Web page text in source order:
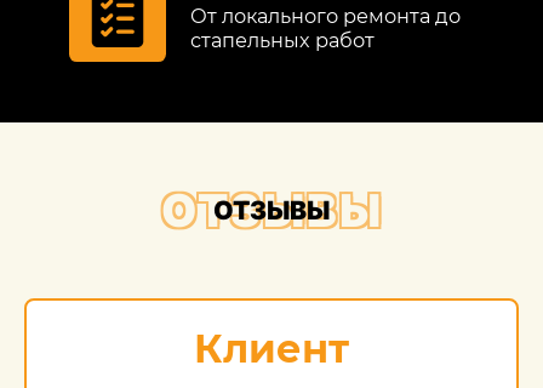
От локального ремонта до
стапельных работ
ОТЗЫВЫ
ОТЗЫВЫ
Клиент